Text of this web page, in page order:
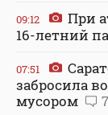
09:12
При
16-летний
07:51
забросила
мусором
7